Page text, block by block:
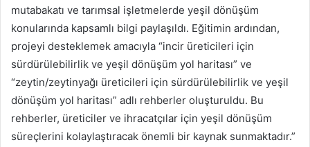
mutabakatı ve tarımsal işletmelerde yeşil dönüşüm
konularında kapsamlı bilgi paylaşıldı. Eğitimin ardından,
projeyi desteklemek amacıyla “incir üreticileri için
sürdürülebilirlik ve yeşil dönüşüm yol haritası” ve
“zeytin/zeytinyağı üreticileri için sürdürülebilirlik ve yeşil
dönüşüm yol haritası” adlı rehberler oluşturuldu. Bu
rehberler, üreticiler ve ihracatçılar için yeşil dönüşüm
süreçlerini kolaylaştıracak önemli bir kaynak sunmaktadır.”